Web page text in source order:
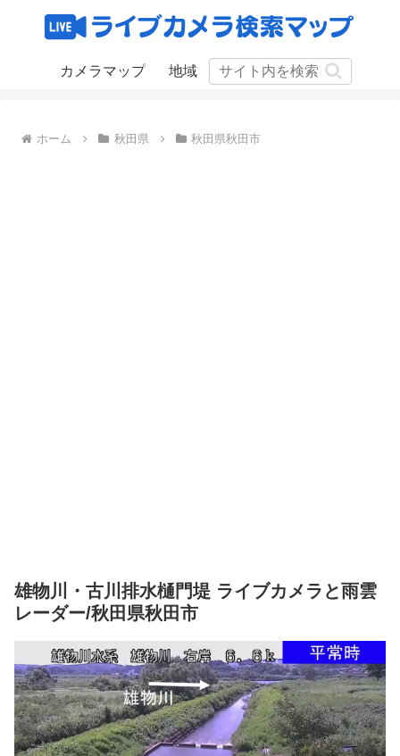
カメラマップ 地域
ホーム 秋田県 秋田県秋田市
雄物川・古川排水樋門堤 ライブカメラと雨雲
レーダー/秋田県秋田市